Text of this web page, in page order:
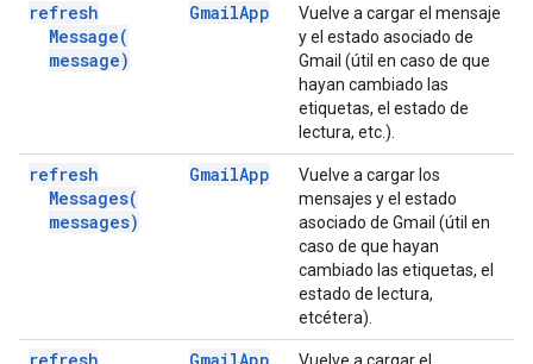
refresh
Message(
message)
GmailApp
Vuelve a cargar el mensaje
y el estado asociado de
Gmail (útil en caso de que
hayan cambiado las
etiquetas, el estado de
lectura, etc.).
refresh
Messages(
messages)
GmailApp
Vuelve a cargar los
mensajes y el estado
asociado de Gmail (útil en
caso de que hayan
cambiado las etiquetas, el
estado de lectura,
etcétera).